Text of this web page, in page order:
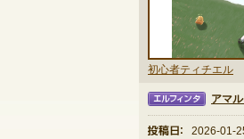
初心者ティチエル
アマ
投稿日：
2026-01-